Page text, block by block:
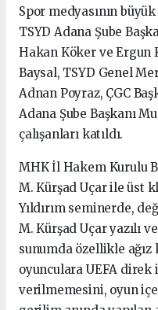
Spor medyasının
TSYD Adana Şube
Hakan Köker ve Ergun
Baysal, TSYD Genel
Adnan Poyraz, ÇGC
Adana Şube Başkanı
çalışanları katıldı.
MHK İl Hakem Kurulu
M. Kürşad Uçar ile üst
Yıldırım seminerde,
M. Kürşad Uçar yazılı
sunumda özellikle
oyunculara UEFA direk
verilmemesini, oyun